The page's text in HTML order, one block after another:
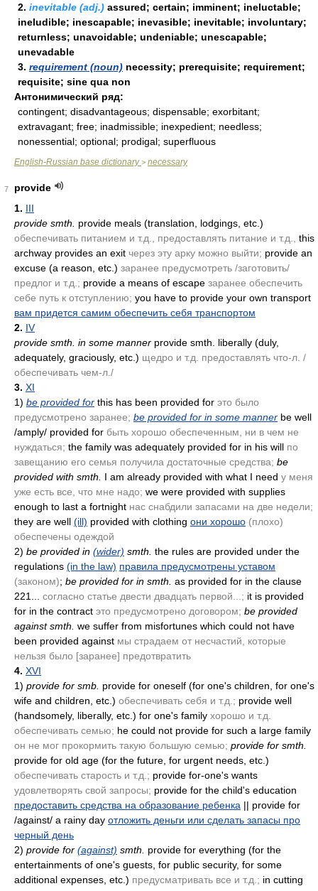
2. inevitable (adj.) assured; certain; imminent; ineluctable;
ineludible; inescapable; inevasible; inevitable; involuntary;
returnless; unavoidable; undeniable; unescapable;
unevadable
3. requirement (noun) necessity; prerequisite; requirement;
requisite; sine qua non
Антонимический ряд:
contingent; disadvantageous; dispensable; exorbitant;
extravagant; free; inadmissible; inexpedient; needless;
nonessential; optional; prodigal; superfluous
English-Russian base dictionary> necessary
7
provide
1. III
provide smth.
provide meals (translation, lodgings, etc.)
обеспечивать питанием и т.д., предоставлять питание и т.д.,
this
archway provides an exit через эту арку можно выйти; provide an
excuse (a reason, etc.) заранее предусмотреть /заготовить/
предлог и т.д.; provide a means of escape заранее обеспечить
себе путь к отступлению; you have to provide your own transport
вам придется самим обеспечить себя транспортом
2. IV
provide smth. in some manner provide smth. liberally (duly,
adequately, graciously, etc.) щедро и т.д. предоставлять что-л. /
обеспечивать чем-л./
3. XI
1) be provided for this has been provided for это было
предусмотрено заранее; be provided for in some manner be well
/amply/ provided for быть хорошо обеспеченным, ни в чем не
нуждаться; the family was adequately provided for in his will по
завещанию его семья получила достаточные средства; be
provided with smth.
I am already provided with what I need у меня
уже есть все, что мне надо; we were provided with supplies
enough to last a fortnight нас снабдили запасами на две недели;
they are well (ill) provided with clothing они хорошо (плохо)
обеспечены одеждой
2) be provided in (wider) smth. the rules are provided under the
regulations (in the law) правила предусмотрены уставом
(законом); be provided for in smth. as provided for in the clause
221... согласно статье двести двадцать первой...; it is provided
for in the contract это предусмотрено договором; be provided
against smth. we suffer from misfortunes which could not have
been provided against мы страдаем от несчастий, которые
нельзя было [заранее] предотвратить
4. XVI
1) provide for smb. provide for oneself (for one's children, for one's
wife and children, etc.) обеспечивать себя и т.д.; provide well
(handsomely, liberally, etc.) for one's family хорошо и т.д.
обеспечивать семью; he could not provide for such a large family
он не мог прокормить такую большую семью; provide for smth.
provide for old age (for the future, for urgent needs, etc.)
обеспечивать старость и т.д.; provide for-one's wants
удовлетворять свой запросы; provide for the child's education
предоставить средства на образование ребенка || provide for
/against/ a rainy day отложить деньги или сделать запасы про
черный день
2) provide for (against) smth. provide for everything (for the
entertainments of one's guests, for public security, for some
additional expenses, etc.) предусматривать все и т.д.; in cutting